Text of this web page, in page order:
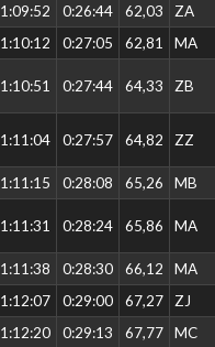
1:09:52 0:26:44 62,03
ZA
1:10:12 0:27:05 62,81 MA
1:10:51 0:27:44 64,33 ZB
1:11:04 0:27:57 64,82 ZZ
1:11:15 0:28:08 65,26 MB
1:11:31 0:28:24 65,86 MA
1:11:38 0:28:30 66,12
MA
1:12:07 0:29:00 67,27
ZJ
1:12:20 0:29:13 67,77
MC